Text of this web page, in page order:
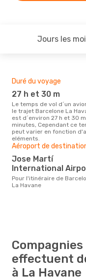
Jours les
Duré du voyage
27 h et 30 m
Le temps de vol d´un avion pour
le trajet Barcelone La
est d´environ 27 h et 30 m
minutes, Cependant ce
peut varier en fonction
eléments.
Aéroport de
Jose Martí
International
Pour l'itinéraire de Barcelone à
La Havane
effectuent
à La Havane